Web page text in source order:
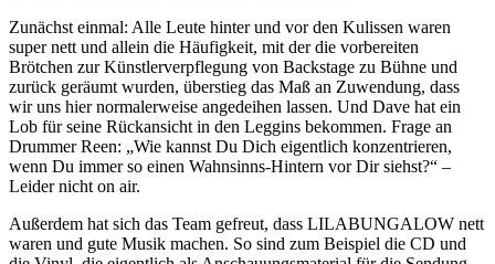
Zunächst einmal: Alle Leute hinter und vor den Kulissen waren
super nett und allein die Häufigkeit, mit der die vorbereiten
Brötchen zur Künstlerverpflegung von Backstage zu Bühne und
zurück geräumt wurden, überstieg das Maß an Zuwendung, dass
wir uns hier normalerweise angedeihen lassen. Und Dave hat ein
Lob für seine Rückansicht in den Leggins bekommen. Frage an
Drummer Reen: „Wie kannst Du Dich eigentlich konzentrieren,
wenn Du immer so einen Wahnsinns-Hintern vor Dir siehst?“ –
Leider nicht on air.
Außerdem hat sich das Team gefreut, dass LILABUNGALOW nett
waren und gute Musik machen. So sind zum Beispiel die CD und